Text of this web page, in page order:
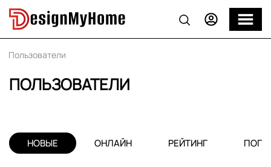
Пользователи
ПОЛЬЗОВАТЕЛИ
НОВЫЕ ОНЛАЙН РЕЙТИНГ